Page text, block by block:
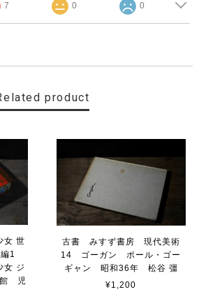
7 0 0
product
女 世
編1
女 ジ
館 児
古書 みすず書房 現代美術
14 ゴーガン ポール・ゴー
ギャン 昭和36年 松谷 彊
¥1,200